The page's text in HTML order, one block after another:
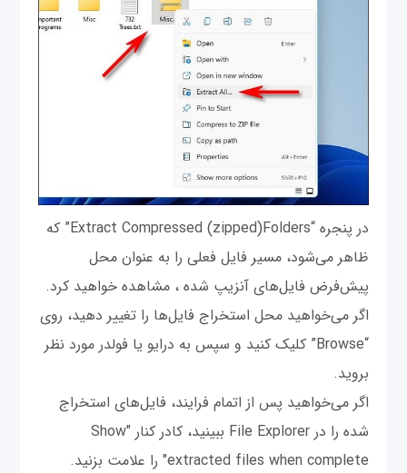
در پنجره “Extract Compressed (zipped)Folders” که
ظاهر می‌شود، مسیر فایل فعلی را به عنوان محل
پیش‌فرض فایل‌های آنزیپ شده ، مشاهده خواهید کرد.
اگر می‌خواهید محل استخراج فایل‌ها را تغییر دهید، روی
“Browse” کلیک کنید و سپس به درایو یا فولدر مورد نظر
بروید.
اگر می‌خواهید پس از اتمام فرایند، فایل‌های استخراج
شده را در File Explorer ببینید، کادر کنار "Show
extracted files when complete" را علامت بزنید.